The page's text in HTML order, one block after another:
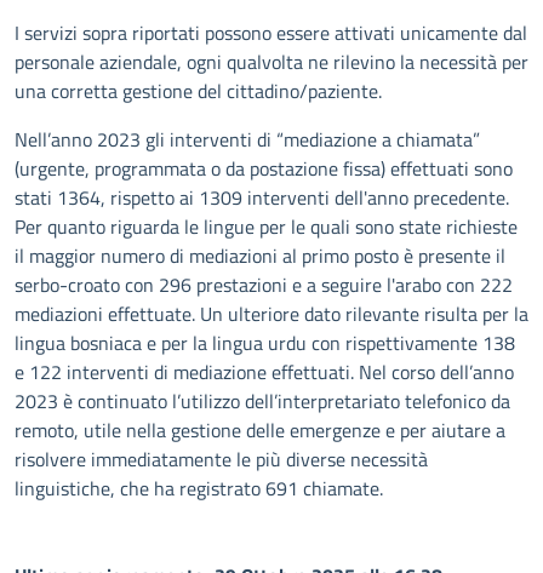
I servizi sopra riportati possono essere attivati unicamente dal
personale aziendale, ogni qualvolta ne rilevino la necessità per
una corretta gestione del cittadino/paziente.
Nell’anno 2023 gli interventi di “mediazione a chiamata”
(urgente, programmata o da postazione fissa) effettuati sono
stati 1364, rispetto ai 1309 interventi dell'anno precedente.
Per quanto riguarda le lingue per le quali sono state richieste
il maggior numero di mediazioni al primo posto è presente il
serbo-croato con 296 prestazioni e a seguire l'arabo con 222
mediazioni effettuate. Un ulteriore dato rilevante risulta per la
lingua bosniaca e per la lingua urdu con rispettivamente 138
e 122 interventi di mediazione effettuati. Nel corso dell’anno
2023 è continuato l’utilizzo dell’interpretariato telefonico da
remoto, utile nella gestione delle emergenze e per aiutare a
risolvere immediatamente le più diverse necessità
linguistiche, che ha registrato 691 chiamate.